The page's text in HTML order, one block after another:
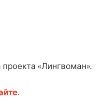
«Лингвоман».
.